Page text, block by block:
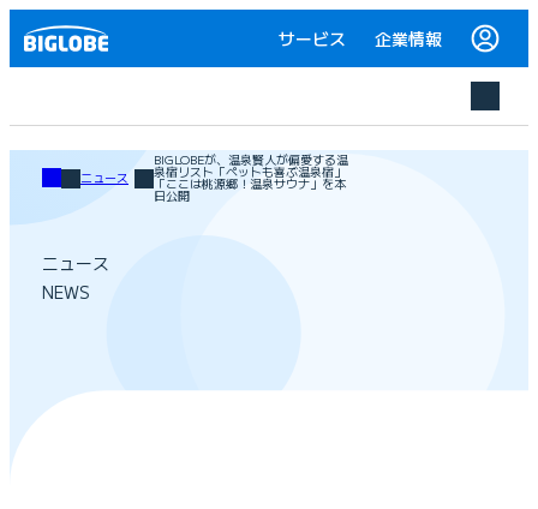
サービス 企業情報
ニュース
BIGLOBEが、温泉賢人が偏愛する温
泉宿リスト「ペットも喜ぶ温泉宿」
「ここは桃源郷！温泉サウナ」を本
日公開
ニュース
NEWS